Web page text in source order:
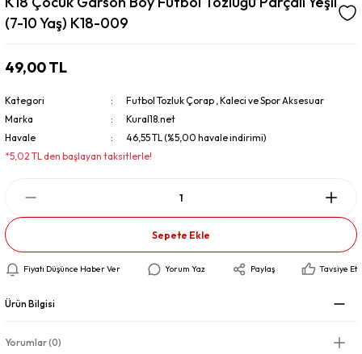
(7-10 Yaş) K18-009
49,00 TL
Kategori Futbol Tozluk Çorap ,Kaleci ve Spor Aksesuar
Marka
Kural18.net
Havale
46,55 TL (%5,00 havale indirimi)
*5,02 TL den başlayan taksitlerle!
Sepete Ekle
Fiyatı Düşünce Haber Ver Yorum Yaz Paylaş Tavsiye Et
Ürün Bilgisi
Yorumlar (0)